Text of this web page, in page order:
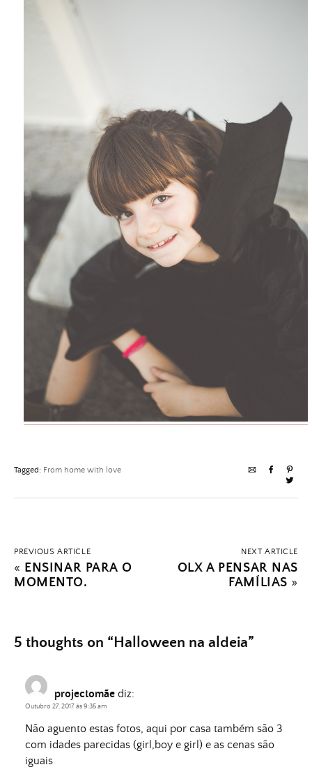
Tagged: From home with love
PREVIOUS ARTICLE
« ENSINAR PARA O
MOMENTO.
NEXT ARTICLE
OLX A PENSAR NAS
FAMÍLIAS »
5 thoughts on “Halloween na aldeia”
projectomãe diz:
Outubro 27, 2017 às 9:35 am
Não aguento estas fotos, aqui por casa também são 3
com idades parecidas (girl,boy e girl) e as cenas são
iguais